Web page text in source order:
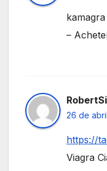
–
26 de
https://
Viagra